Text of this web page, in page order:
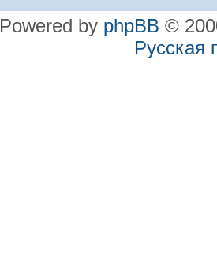
Powered by phpBB ©
Русская